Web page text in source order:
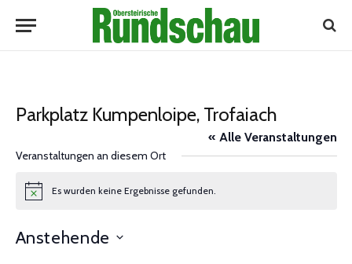
Parkplatz Kumpenloipe, Trofaiach
« Alle Veranstaltungen
Veranstaltungen an diesem Ort
Notice Es wurden keine Ergebnisse gefunden.
Anstehende